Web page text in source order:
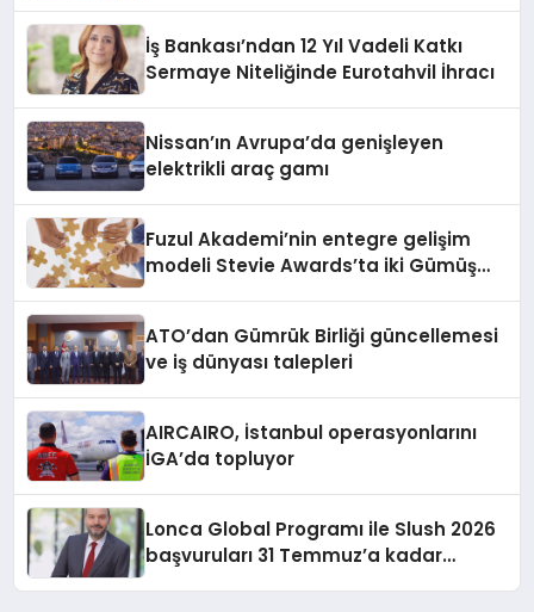
İş Bankası’ndan 12 Yıl Vadeli Katkı
Sermaye Niteliğinde Eurotahvil İhracı
Nissan’ın Avrupa’da genişleyen
elektrikli araç gamı
Fuzul Akademi’nin entegre gelişim
modeli Stevie Awards’ta iki Gümüş
ATO’dan Gümrük Birliği güncellemesi
ve iş dünyası talepleri
AIRCAIRO, İstanbul operasyonlarını
İGA’da topluyor
Lonca Global Programı ile Slush 2026
başvuruları 31 Temmuz’a kadar